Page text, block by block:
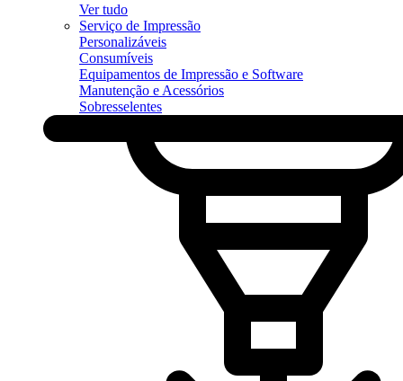
Ver tudo
Serviço de Impressão
Personalizáveis
Consumíveis
Equipamentos de Impressão e Software
Manutenção e Acessórios
Sobresselentes